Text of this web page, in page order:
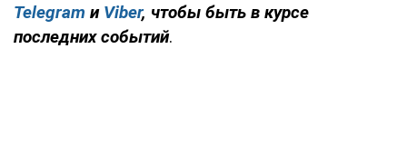
Telegram и Viber, чтобы быть в курсе
последних событий.